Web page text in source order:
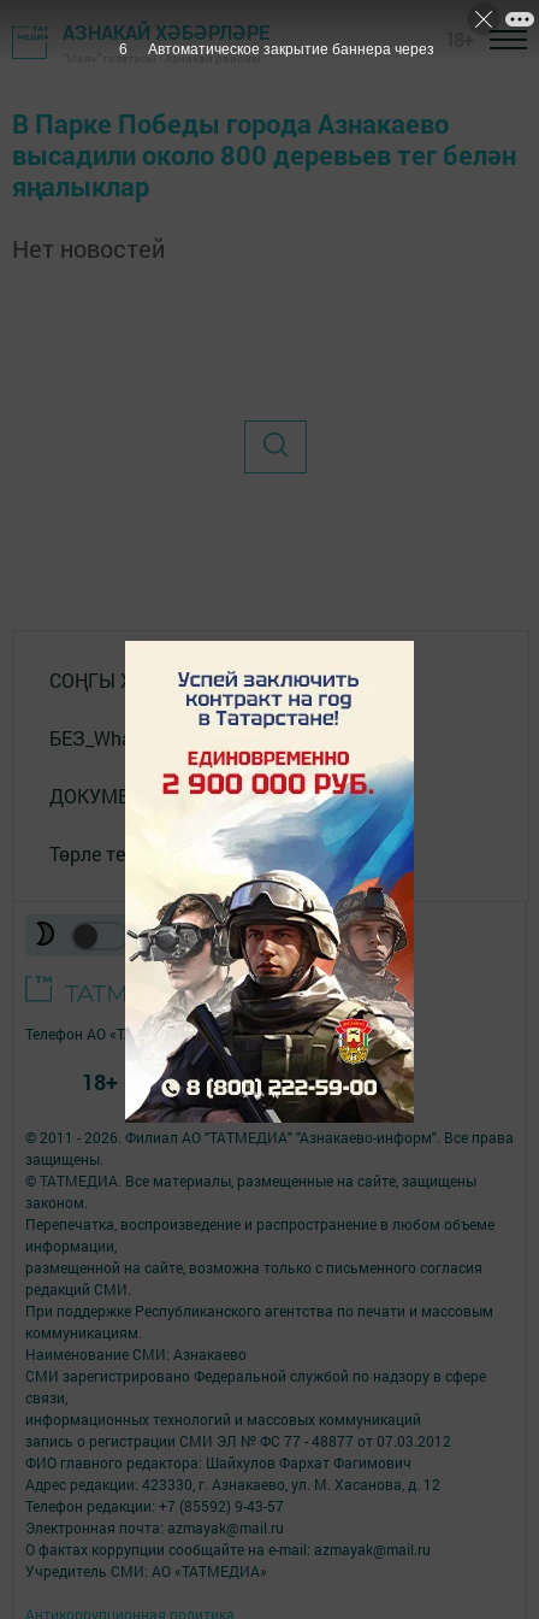
АЗНАКАЙ ХӘБӘРЛӘРЕ
"Маяк" газетасы - Азнакай районы
В Парке Победы города Азнакаево
высадили около 800 деревьев тег белән
яңалыклар
Нет новостей
СОҢГЫ ХӘБӘРЛӘР
БЕЗ_WhatsApp_та
ДОКУМЕНТЛАР
Төрле темалар
© 2011 - 2026. Филиал АО "ТАТМЕДИА" "Азнакаево-информ". Все права
защищены.
© ТАТМЕДИА. Все материалы, размещенные на сайте, защищены
законом.
Перепечатка, воспроизведение и распространение в любом объеме
информации,
размещенной на сайте, возможна только с письменного согласия
редакций СМИ.
При поддержке Республиканского агентства по печати и массовым
коммуникациям.
Наименование СМИ: Азнакаево
СМИ зарегистрировано Федеральной службой по надзору в сфере
связи,
информационных технологий и массовых коммуникаций
запись о регистрации СМИ ЭЛ № ФС 77 - 48877 от 07.03.2012
ФИО главного редактора: Шайхулов Фархат Фагимович
Адрес редакции: 423330, г. Азнакаево, ул. М. Хасанова, д. 12
Телефон редакции: +7 (85592) 9-43-57
Электронная почта: azmayak@mail.ru
О фактах коррупции сообщайте на e-mail: azmayak@mail.ru
Учредитель СМИ: АО «ТАТМЕДИА»
Антикоррупционная политика
Телефон АО «ТАТМЕДИА»:(843) 222 09 84
18+
6 Автоматическое закрытие баннера через